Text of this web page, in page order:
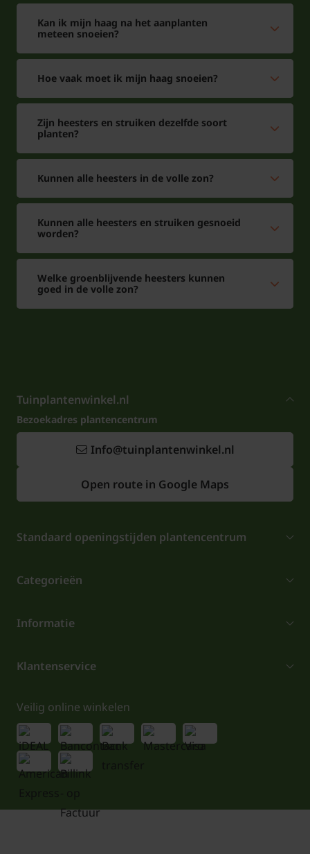
Kan ik mijn haag na het aanplanten
meteen snoeien?
Hoe vaak moet ik mijn haag snoeien?
Zijn heesters en struiken dezelfde soort
planten?
Kunnen alle heesters in de volle zon?
Kunnen alle heesters en struiken gesnoeid
worden?
Welke groenblijvende heesters kunnen
goed in de volle zon?
Tuinplantenwinkel.nl
Bezoekadres plantencentrum
Info@tuinplantenwinkel.nl
Open route in Google Maps
Standaard openingstijden plantencentrum
Categorieën
Informatie
Klantenservice
Veilig online winkelen